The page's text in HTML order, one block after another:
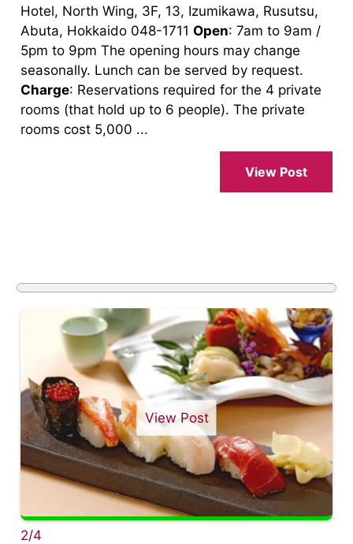
Hotel, North Wing, 3F, 13, Izumikawa, Rusutsu,
Abuta, Hokkaido 048-1711 Open: 7am to 9am /
5pm to 9pm The opening hours may change
seasonally. Lunch can be served by request.
Charge: Reservations required for the 4 private
rooms (that hold up to 6 people). The private
rooms cost 5,000 ...
View Post
View Post
2/4